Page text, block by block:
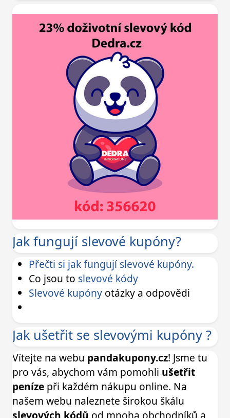
Jak fungují slevové kupóny?
Přečti si jak fungují slevové kupóny.
Co jsou to slevové kódy
Slevové kupóny otázky a odpovědi
Jak ušetřit se slevovými kupóny ?
Vítejte na webu pandakupony.cz! Jsme tu
pro vás, abychom vám pomohli ušetřit
peníze při každém nákupu online. Na
našem webu naleznete širokou škálu
slevových kódů od mnoha obchodníků a